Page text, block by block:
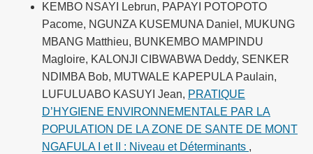
KEMBO NSAYI Lebrun, PAPAYI POTOPOTO
Pacome, NGUNZA KUSEMUNA Daniel, MUKUNG
MBANG Matthieu, BUNKEMBO MAMPINDU
Magloire, KALONJI CIBWABWA Deddy, SENKER
NDIMBA Bob, MUTWALE KAPEPULA Paulain,
LUFULUABO KASUYI Jean, PRATIQUE
D’HYGIENE ENVIRONNEMENTALE PAR LA
POPULATION DE LA ZONE DE SANTE DE MONT
NGAFULA I et II : Niveau et Déterminants ,